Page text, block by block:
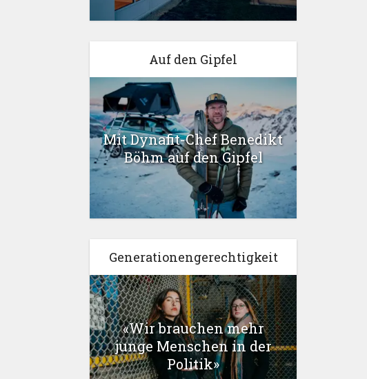
Auf den Gipfel
Mit Dynafit-Chef Benedikt
Böhm auf den Gipfel
Generationengerechtigkeit
«Wir brauchen mehr
junge Menschen in der
Politik»